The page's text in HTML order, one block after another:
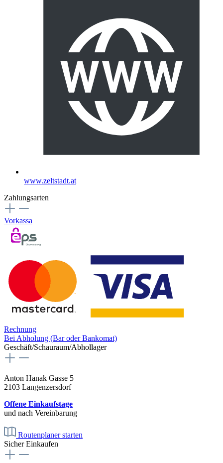
www.zeltstadt.at
Zahlungsarten
Vorkassa
Rechnung
Bei Abholung (Bar oder Bankomat)
Geschäft/Schauraum/Abhollager
Anton Hanak Gasse 5
2103 Langenzersdorf
Offene Einkaufstage
und nach Vereinbarung
Routenplaner starten
Sicher Einkaufen